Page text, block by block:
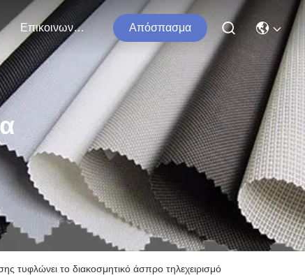
Επικοινωνήστε Μαζί Μας Απόσπασμα
τυφλώνει το διακοσμητικό άσπρο τηλεχειρισμό